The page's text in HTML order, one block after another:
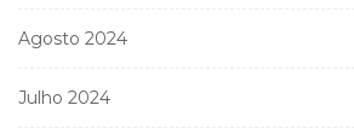
Agosto 2024
Julho 2024